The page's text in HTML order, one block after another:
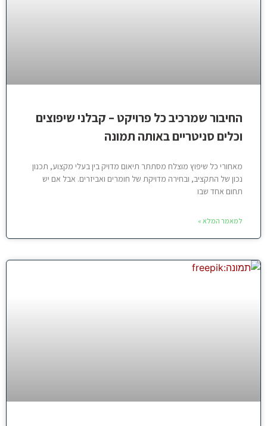
החיבור שמרכיב כל פרויקט – קבלני שיפוצים
וכלים סניטריים באותה תמונה
מאחורי כל שיפוץ מוצלח מסתתר תיאום מדויק בין בעלי מקצוע, תכנון
נכון של התקציב, ובחירה מדויקת של חומרים ואביזרים. אבל אם יש
תחום אחד שבו
למאמר המלא »